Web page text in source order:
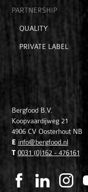
PARTNERSHIP
Open
voor
QUALITY
PRIVATE LABEL
Bergfood B.V.
Koopvaardijweg 21
4906 CV Oosterhout NB
E info@bergfood.nl
T 0031 (0)162 - 476161